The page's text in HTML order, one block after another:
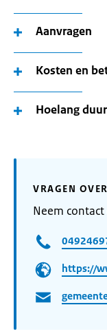
Aanvragen
Kosten en
Hoelang
VRAGEN
Neem
https://